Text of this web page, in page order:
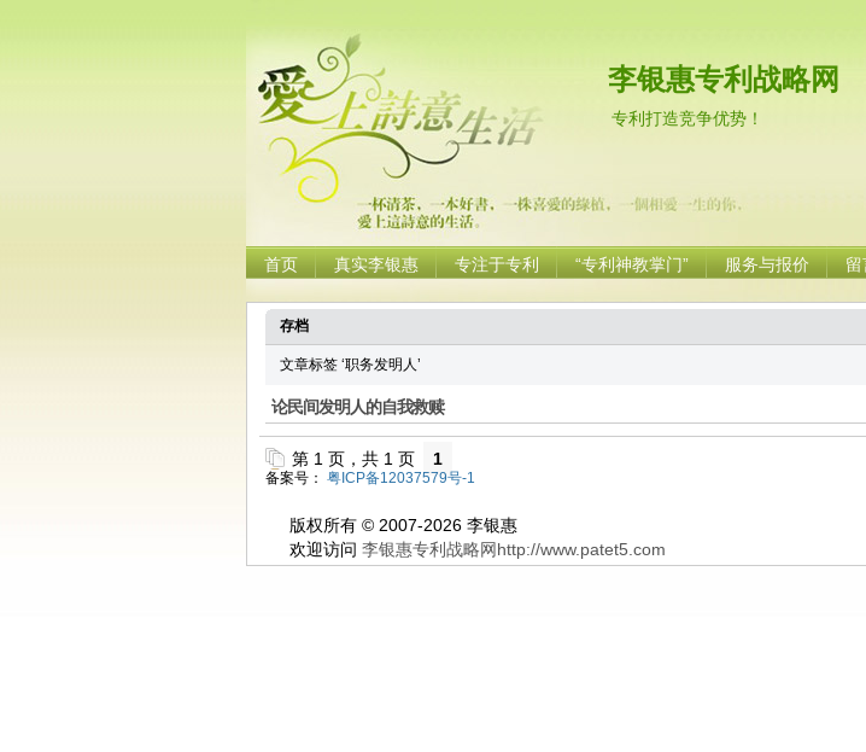
李银惠专利战略网
专利打造竞争优势！
首页 真实李银惠 专注于专利 “专利神教掌门” 服务与报价 留
存档
文章标签 ‘职务发明人’
论民间发明人的自我救赎
第 1 页，共 1 页 1
备案号： 粤ICP备12037579号-1
版权所有 © 2007-2026 李银惠
欢迎访问 李银惠专利战略网http://www.patet5.com